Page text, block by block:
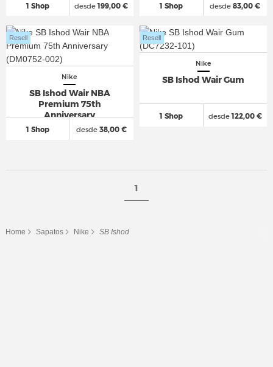
1 Shop desde199,00 € 1 Shop desde 83,00 €
Nike
SB Ishod Wair NBA
Premium 75th
Anniversary
1 Shop
Resell
desde38,00 €
Nike
SB Ishod Wair Gum
1 Shop
Resell
desde122,00 €
1
Home Sapatos Nike SB Ishod